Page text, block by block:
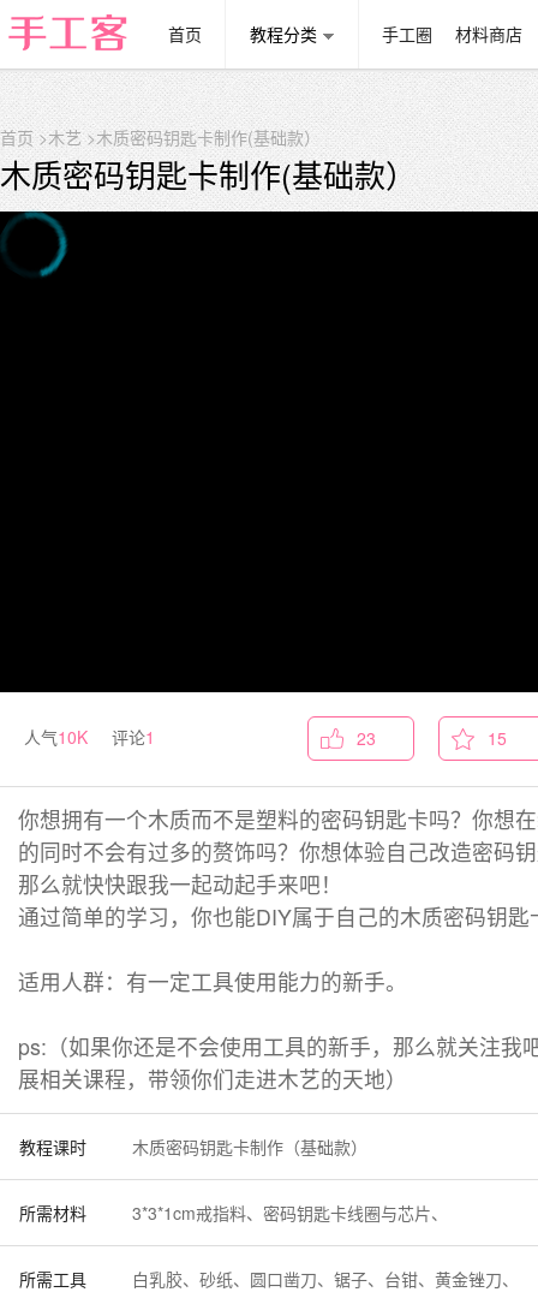
首页 教程分类 手工圈 材料商店
首页>木艺>木质密码钥匙卡制作(基础款）
木质密码钥匙卡制作(基础款）
人气10K 评论1 15
23
你想拥有一个木质而不是塑料的密码钥匙卡吗？你想
的同时不会有过多的赘饰吗？你想体验自己改造密码
那么就快快跟我一起动起手来吧！
通过简单的学习，你也能DIY属于自己的木质密码钥匙
适用人群：有一定工具使用能力的新手。
ps:（如果你还是不会使用工具的新手，那么就关注我
展相关课程，带领你们走进木艺的天地）
教程课时 木质密码钥匙卡制作（基础款）
所需材料 3*3*1cm戒指料、密码钥匙卡线圈与芯片、
所需工具 白乳胶、砂纸、圆口凿刀、锯子、台钳、黄金锉刀、